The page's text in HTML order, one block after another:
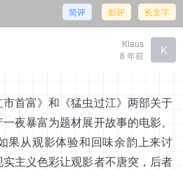
简评 影评 长文字
Klaus
8 年前
K
市首富》和《猛虫过江》两部关于
夜暴富为题材展开故事的电影。
果从观影体验和回味余韵上来讨
主义色彩让观影者不唐突，后者